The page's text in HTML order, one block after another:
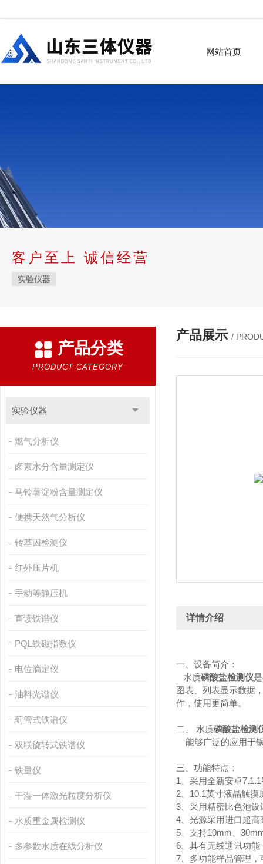
网站首页
客户至上 诚信经营
实验仪器
产品分类
PRODUCT CATEGORY
实验仪器
燃气分析仪
卤素水分含量测定仪
马铃薯淀粉含量测定仪
便携天然气分析仪
转基因检测仪
红外压片机
手动等静压机
直读铁谱仪
PQL铁磁指数仪
电位滴定仪
油料光谱仪
蓟管式铁谱仪
双联旋转式铁谱仪
铁量仪
干湿一体激光粒度分析仪
水质重金属检测仪
多参数水质在线分析仪
产品展示 /
详情介绍
一、设备简介：
水质磷酸盐检测仪
图表、列表显示数据
作，使用更简单。
二、 水质磷酸盐检测
能够广泛的应用于
三、功能特点：
1、采用全新安卓
2、10.1英寸液晶触
3、采用精密比色池
4、光源采用进口超
5、支持10mm、
6、具有无线通讯功
7、多功能样品管理